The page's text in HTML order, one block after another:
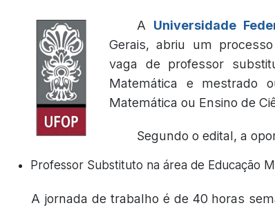
A Universidade
Gerais, abriu um
vaga de professor
Matemática e mestrado
Matemática ou Ensino de
Segundo o edital, a
Professor Substituto na área de Educação
A jornada de trabalho é de 40 horas